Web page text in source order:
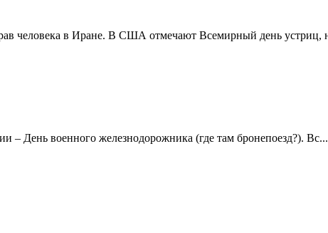
человека в Иране. В США отмечают Всемирный день устриц,
– День военного железнодорожника (где там бронепоезд?). Вс...